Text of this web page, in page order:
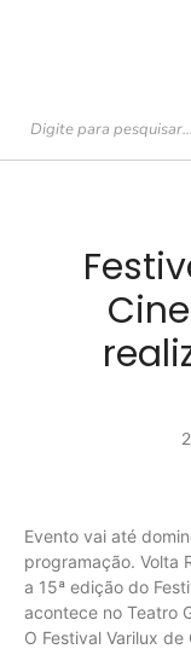
Evento vai até
programação. Volta
a 15ª edição do
acontece no Teatro
O Festival Varilux